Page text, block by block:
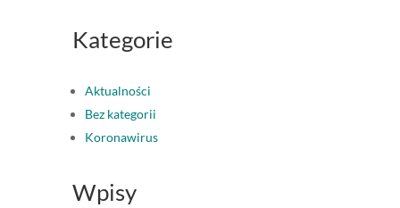
Kategorie
Aktualności
Bez kategorii
Koronawirus
Wpisy